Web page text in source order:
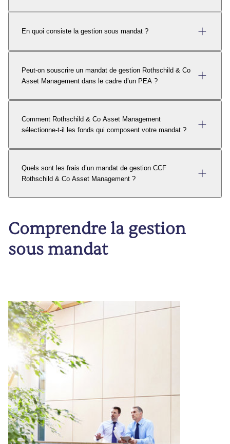
En quoi consiste la gestion sous mandat ?
Peut-on souscrire un mandat de gestion Rothschild & Co
Asset Management dans le cadre d’un PEA ?
Comment Rothschild & Co Asset Management
sélectionne-t-il les fonds qui composent votre mandat ?
Quels sont les frais d’un mandat de gestion CCF
Rothschild & Co Asset Management ?
Comprendre la gestion
sous mandat